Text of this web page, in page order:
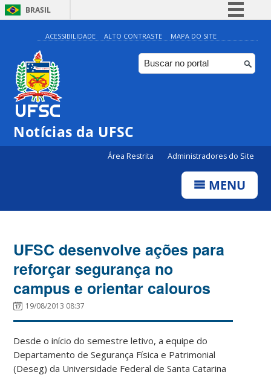
BRASIL
Simplifique!
Comunica BR
Participe
ACESSIBILIDADE ALTO CONTRASTE MAPA DO SITE
Notícias da UFSC
Área Restrita Administradores do Site
MENU
UFSC desenvolve ações para
reforçar segurança no
campus e orientar calouros
19/08/2013 08:37
Desde o início do semestre letivo, a equipe do
Departamento de Segurança Física e Patrimonial
(Deseg) da Universidade Federal de Santa Catarina